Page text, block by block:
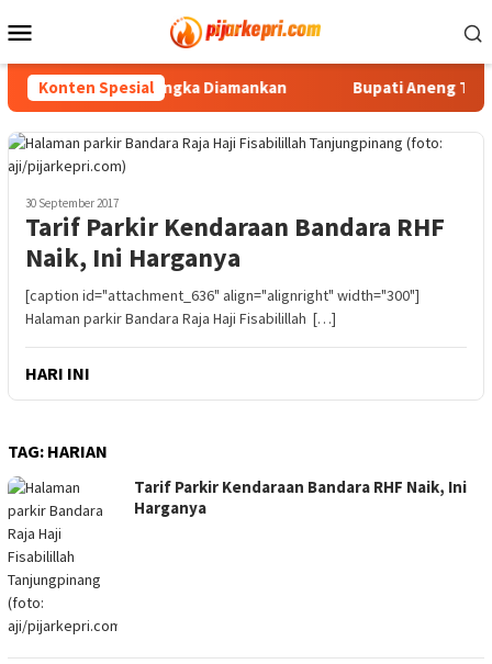
ke
Mobile
Konten Spesial
Empat Tersangka Diamankan Bupati Aneng Tutup
30 September 2017
Tarif Parkir Kendaraan Bandara RHF
Naik, Ini Harganya
[caption id="attachment_636" align="alignright" width="300"]
Halaman parkir Bandara Raja Haji Fisabilillah […]
HARI INI
TAG: HARIAN
Tarif Parkir Kendaraan Bandara RHF Naik, Ini
Harganya